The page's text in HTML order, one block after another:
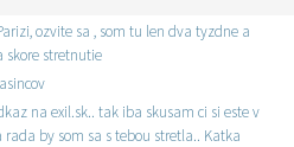
ozvite sa , som tu len dva tyzdne a
skore stretnutie
na exil.sk.. tak iba skusam ci si este v
by som sa s tebou stretla.. Katka